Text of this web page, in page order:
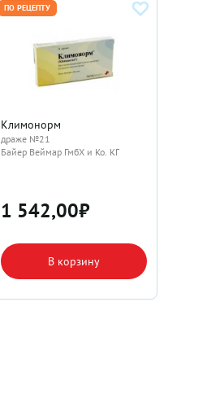
ПО РЕЦЕПТУ
Климонорм
драже №21
Байер Веймар ГмбХ и Ко. КГ
1 542,00₽
В корзину